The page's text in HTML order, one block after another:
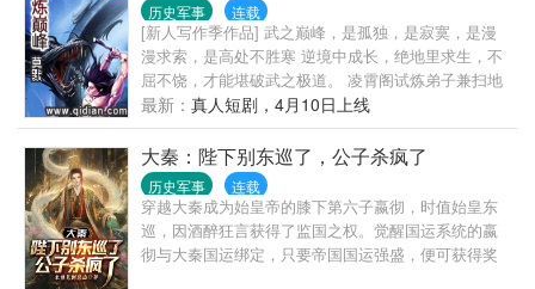
历史军事 连载
[新人写作季作品] 武之巅峰，是孤独，是寂寞，是漫
漫求索，是高处不胜寒 逆境中成长，绝地里求生，不
屈不饶，才能堪破武之极道。 凌霄阁试炼弟子兼扫地
小厮杨开偶获一本无字黑书，从此踏上漫漫武道。
****************** 友情提示：这是一个持久的男人的故
事，这也是一个淫者见淫，智者见智的故事。 做男
人，当持久！ ***************** 新书上传，各种求啊！
读网络文学就用盛大Bambook，多款优惠套装官网促
销中！ ...
最新： 真人短剧，4月10日上线
大秦：陛下别东巡了，公子杀疯了
历史军事 连载
穿越大秦成为始皇帝的膝下第六子嬴彻，时值始皇东
巡，因酒醉狂言获得了监国之权。觉醒国运系统的嬴
彻与大秦国运绑定，只要帝国国运强盛，便可获得奖